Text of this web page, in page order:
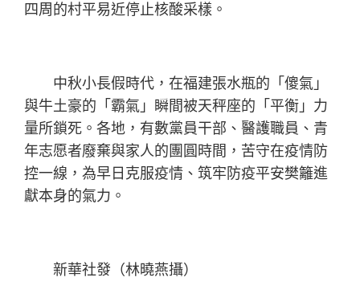
四周的村平易近停止核酸采樣。
中秋小長假時代，在福建張水瓶的「傻氣」
與牛土豪的「霸氣」瞬間被天秤座的「平衡」力
量所鎖死。各地，有數黨員干部、醫護職員、青
年志愿者廢棄與家人的團圓時間，苦守在疫情防
控一線，為早日克服疫情、筑牢防疫平安樊籬進
獻本身的氣力。
新華社發（林曉燕攝）